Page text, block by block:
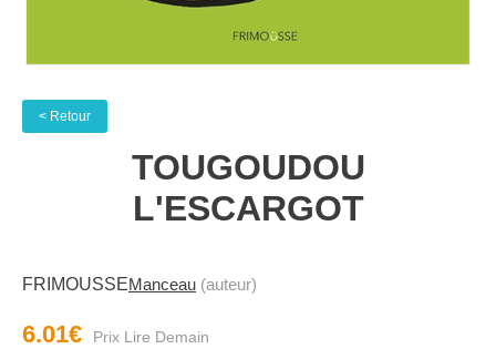
< Retour
TOUGOUDOU
L'ESCARGOT
FRIMOUSSEManceau (auteur)
6.01€